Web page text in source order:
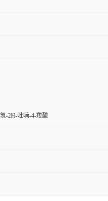
-2H-吡喃-4-羧酸